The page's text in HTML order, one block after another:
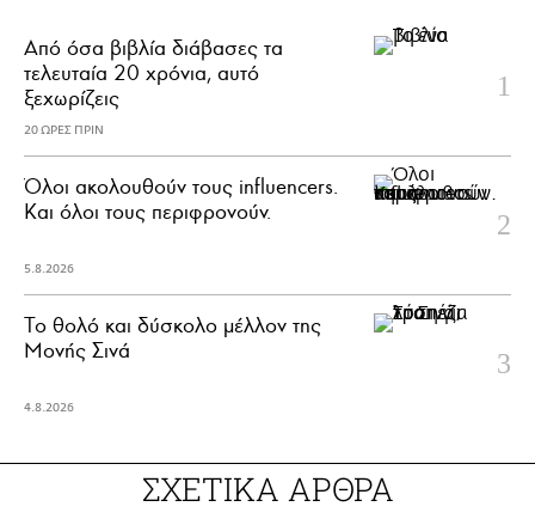
Από όσα βιβλία διάβασες τα
τελευταία 20 χρόνια, αυτό
ξεχωρίζεις
20 ΩΡΕΣ ΠΡΙΝ
Όλοι ακολουθούν τους influencers.
Και όλοι τους περιφρονούν.
5.8.2026
Το θολό και δύσκολο μέλλον της
Μονής Σινά
4.8.2026
ΣΧΕΤΙΚΑ ΑΡΘΡΑ